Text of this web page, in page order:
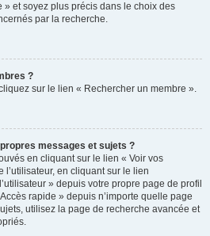
et soyez plus précis dans le choix des
par la recherche.
?
sur le lien « Rechercher un membre ».
messages et sujets ?
en cliquant sur le lien « Voir vos
en cliquant sur le lien
» depuis votre propre page de profil
rapide » depuis n’importe quelle page
utilisez la page de recherche avancée et